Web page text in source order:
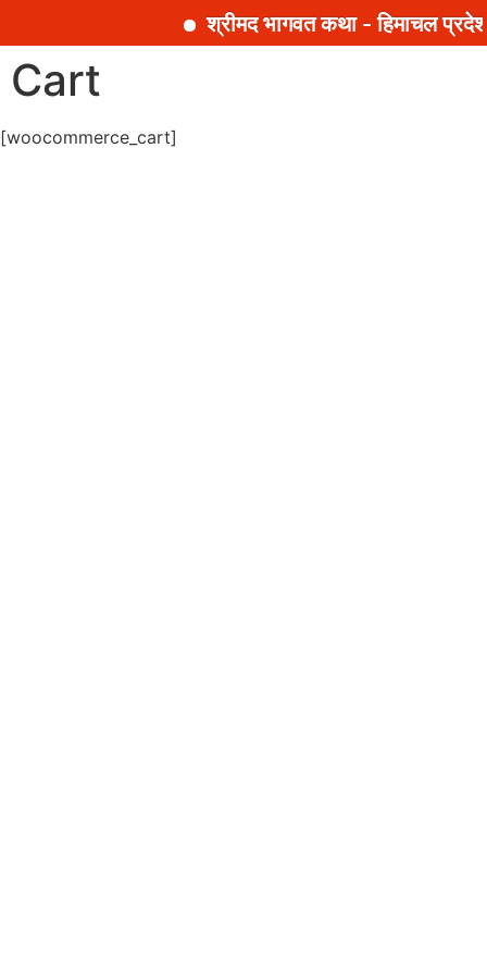
श्रीमद भागवत कथा - हिमाचल
Cart
[woocommerce_cart]